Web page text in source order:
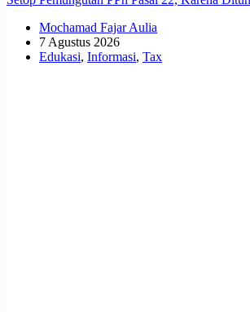
Mochamad Fajar Aulia
7 Agustus 2026
Edukasi, Informasi, Tax